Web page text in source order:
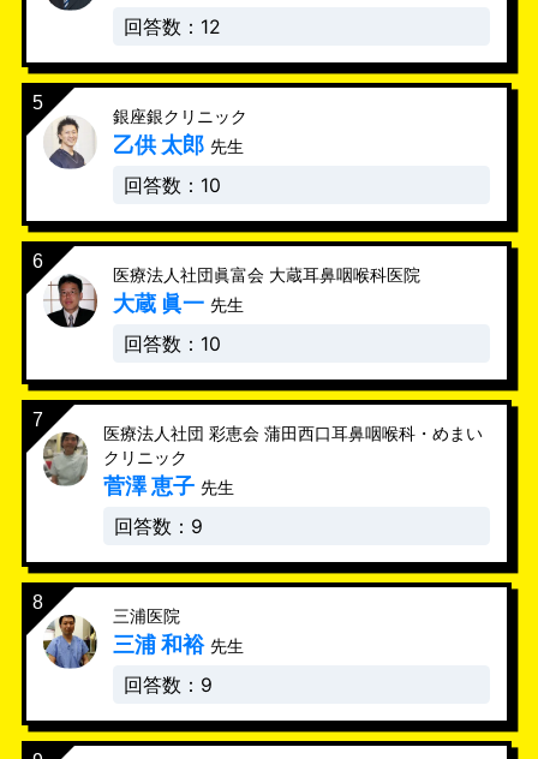
回答数：12
銀座銀クリニック
乙供 太郎 先生
回答数：10
医療法人社団眞富会 大蔵耳鼻咽喉科医院
大蔵 眞一 先生
回答数：10
医療法人社団 彩恵会 蒲田西口耳鼻咽喉科・めまい
クリニック
菅澤 恵子 先生
回答数：9
三浦医院
三浦 和裕 先生
回答数：9